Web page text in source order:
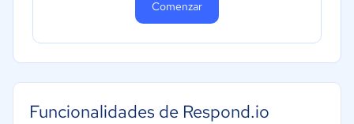
Comenzar
Funcionalidades de Respond.io